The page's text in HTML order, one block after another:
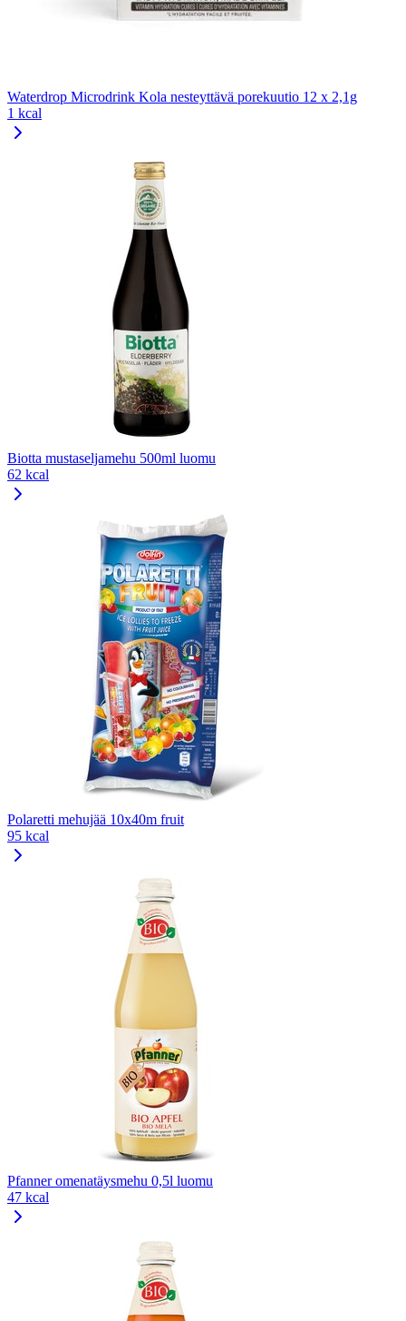
Waterdrop Microdrink Kola nesteyttävä porekuutio 12 x 2,1g
1 kcal
Biotta mustaseljamehu 500ml luomu
62 kcal
Polaretti mehujää 10x40m fruit
95 kcal
Pfanner omenatäysmehu 0,5l luomu
47 kcal